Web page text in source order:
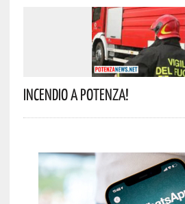
Incendio A Potenza!